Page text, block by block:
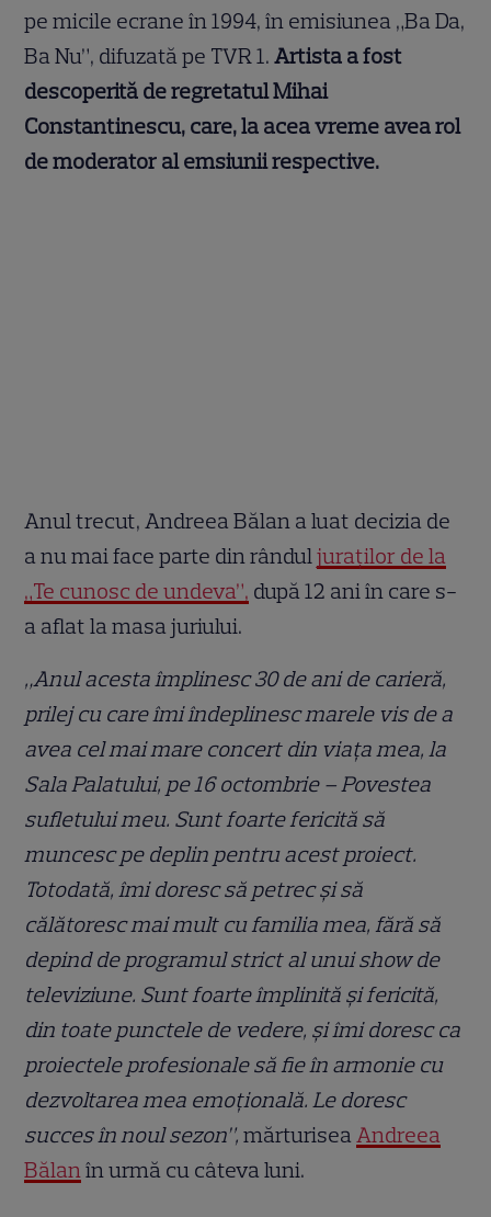
pe micile ecrane în 1994, în emisiunea „Ba Da,
Ba Nu”, difuzată pe TVR 1.Artista a fost
descoperită de regretatul Mihai
Constantinescu, care, la acea vreme avea rol
de moderator al emsiunii respective.
Anul trecut, Andreea Bălan a luat decizia de
a nu mai face parte din rânduljuraților de la
„Te cunosc de undeva”, după 12 ani în care s-
a aflat la masa juriului.
„Anul acesta împlinesc 30 de ani de carieră,
prilej cu care îmi îndeplinesc marele vis de a
avea cel mai mare concert din viaţa mea, la
Sala Palatului, pe 16 octombrie – Povestea
sufletului meu. Sunt foarte fericită să
muncesc pe deplin pentru acest proiect.
Totodată, îmi doresc să petrec şi să
călătoresc mai mult cu familia mea, fără să
depind de programul strict al unui show de
televiziune. Sunt foarte împlinită şi fericită,
din toate punctele de vedere, şi îmi doresc ca
proiectele profesionale să fie în armonie cu
dezvoltarea mea emoţională. Le doresc
succes în noul sezon”,mărturisea Andreea
Bălan în urmă cu câteva luni.